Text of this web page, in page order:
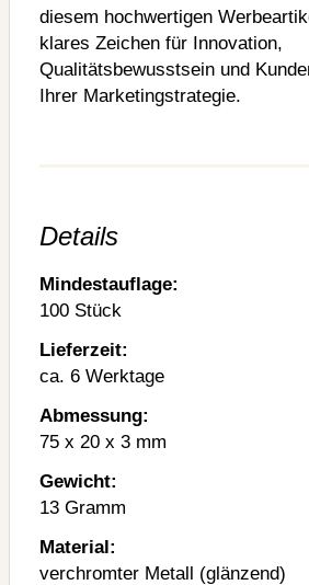
diesem hochwertigen
klares Zeichen für Innovation,
Qualitätsbewusstsein und
Ihrer Marketingstrategie.
Details
Mindestauflage:
100 Stück
Lieferzeit:
ca. 6 Werktage
Abmessung:
75 x 20 x 3 mm
Gewicht:
13 Gramm
Material:
verchromter Metall (glänzend)